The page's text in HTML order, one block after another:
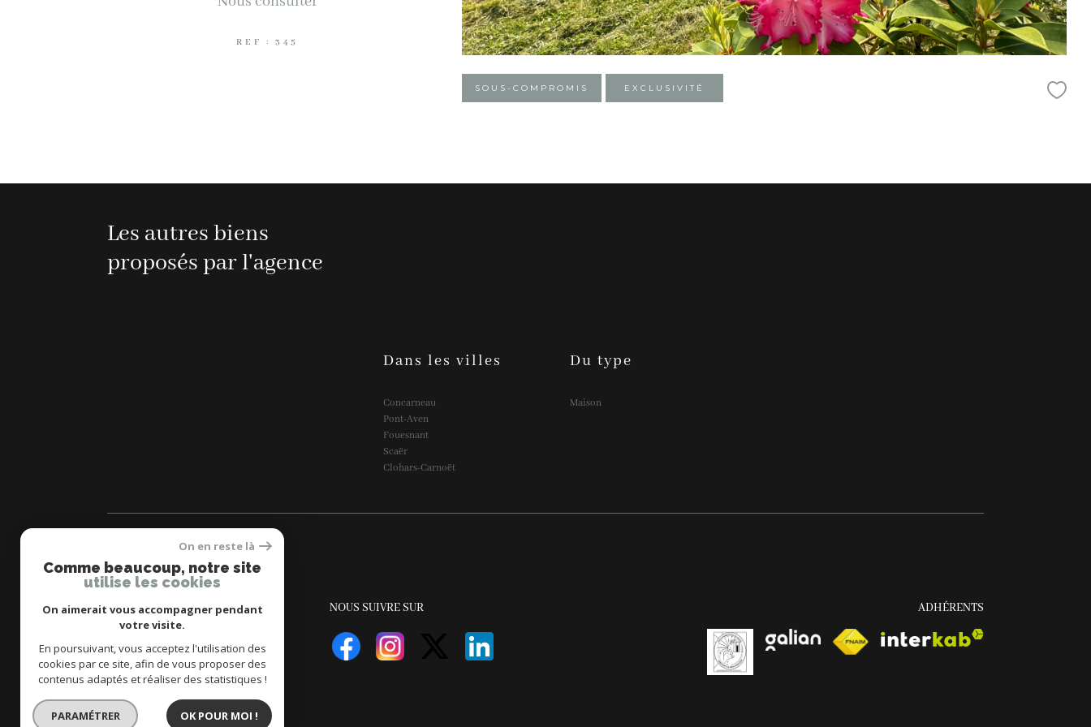
REF : 345
SOUS-COMPROMIS EXCLUSIVITÉ
Les autres biens
proposés par l'agence
Dans les villes
Concarneau
Pont-Aven
Fouesnant
Scaër
Clohars-Carnoët
Du type
Maison
LN IMMOBILIER
02 98 97 21 31
transaction@ln-immobilier.bzh
5 avenue de la gare
29900
concarneau
NOUS SUIVRE SUR ADHÉRENTS
On en reste là
Comme beaucoup, notre site
utilise les cookies
On aimerait vous accompagner pendant
votre visite.
En poursuivant, vous acceptez l'utilisation des
cookies par ce site, afin de vous proposer des
contenus adaptés et réaliser des statistiques !
PARAMÉTRER OK POUR MOI !